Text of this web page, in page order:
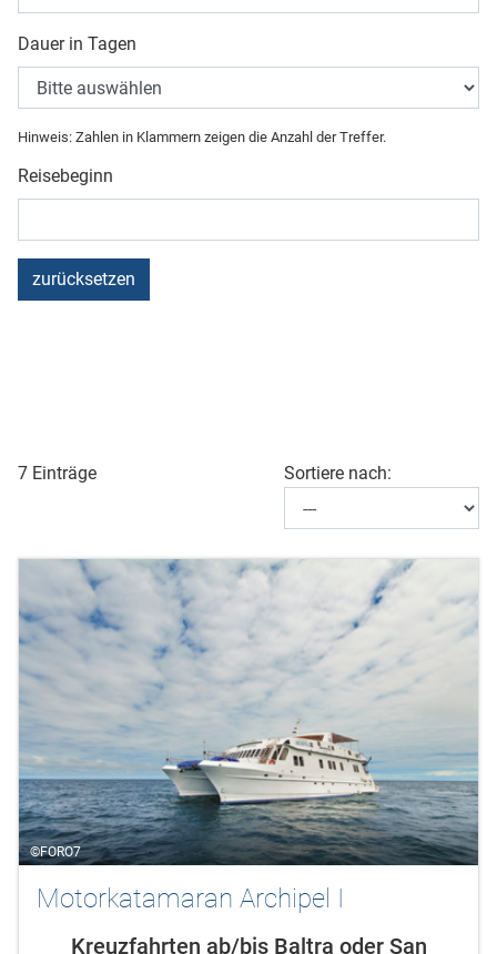
Dauer in Tagen
Hinweis: Zahlen in Klammern zeigen die Anzahl der Treffer.
Reisebeginn
zurücksetzen
7 Einträge Sortiere nach:
©FORO7
Motorkatamaran Archipel I
Kreuzfahrten ab/bis Baltra oder San